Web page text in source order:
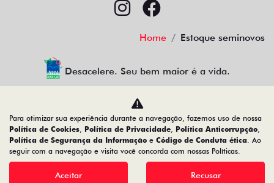
Home Estoque seminovos
Desacelere. Seu bem maior é a vida.
CMJ Comércio de Veículos Ltda
05.026.792/0024-83
Desenvolvido pela DEALERSPACE ® Direitos Reservados.
Para otimizar sua experiência durante a navegação, fazemos uso de nossa
Política de Cookies, Política de Privacidade, Política Anticorrupção,
Política de Segurança da Informação e Código de Conduta ética. Ao
seguir com a navegação e visita você concorda com nossas Políticas.
Aceitar Recusar